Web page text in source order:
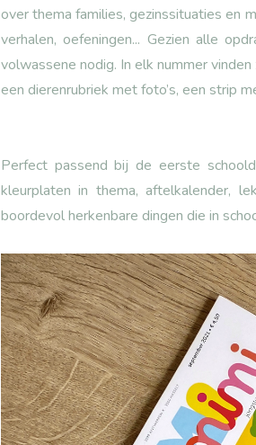
over thema families, gezinssituaties en
verhalen, oefeningen... Gezien alle
volwassene nodig. In elk nummer
een dierenrubriek met foto’s, een strip
Perfect passend bij de eerste
kleurplaten in thema, aftelkalender,
boordevol herkenbare dingen die in